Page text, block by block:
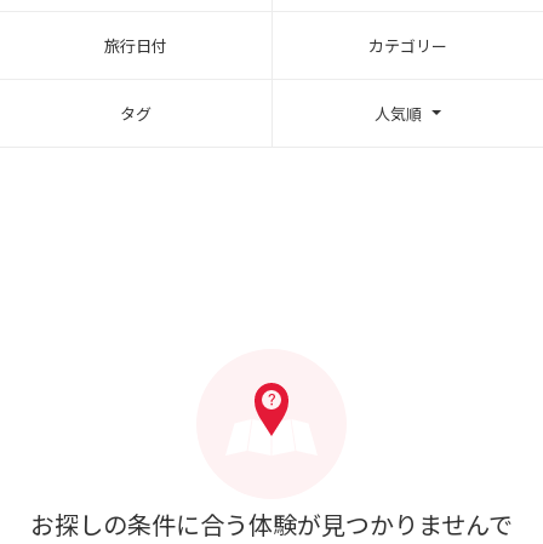
旅行日付 カテゴリー
タグ 人気順
お探しの条件に合う体験が見つかりませんで